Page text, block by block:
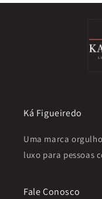
Ká Figueiredo
Uma marca
luxo para pessoas
Fale Conosco